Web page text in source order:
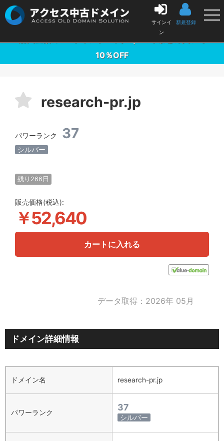
サインイ
ン
新規登録
10％OFF
research-pr.jp
パワーランク 37
シルバー
残り266日
販売価格(税込):
￥52,640
カートに入れる
データ取得：2026年 05月
ドメイン詳細情報
ドメイン名 research-pr.jp
パワーランク 37
シルバー